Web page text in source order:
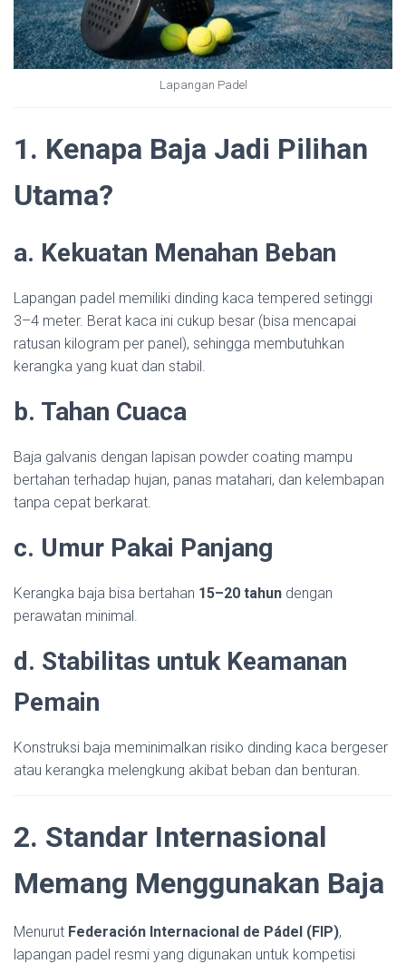
Lapangan Padel
1. Kenapa Baja Jadi Pilihan
Utama?
a. Kekuatan Menahan Beban
Lapangan padel memiliki dinding kaca tempered setinggi
3–4 meter. Berat kaca ini cukup besar (bisa mencapai
ratusan kilogram per panel), sehingga membutuhkan
kerangka yang kuat dan stabil.
b. Tahan Cuaca
Baja galvanis dengan lapisan powder coating mampu
bertahan terhadap hujan, panas matahari, dan kelembapan
tanpa cepat berkarat.
c. Umur Pakai Panjang
Kerangka baja bisa bertahan 15–20 tahun dengan
perawatan minimal.
d. Stabilitas untuk Keamanan
Pemain
Konstruksi baja meminimalkan risiko dinding kaca bergeser
atau kerangka melengkung akibat beban dan benturan.
2. Standar Internasional
Memang Menggunakan Baja
Menurut Federación Internacional de Pádel (FIP),
lapangan padel resmi yang digunakan untuk kompetisi